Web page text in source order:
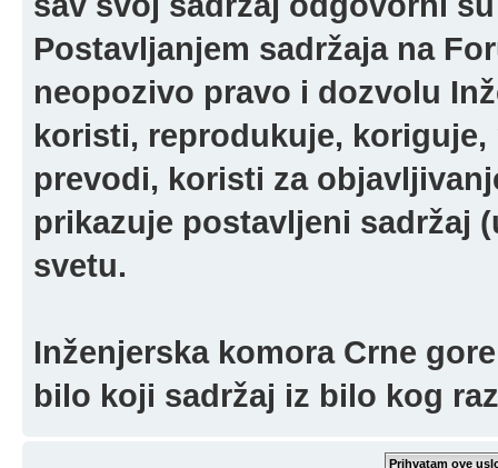
Postavljanjem sadržaja na
neopozivo pravo i dozvolu
koristi, reprodukuje,
prevodi, koristi za
prikazuje postavljeni sadržaj
svetu.
Inženjerska komora Crne
bilo koji sadržaj iz bilo kog